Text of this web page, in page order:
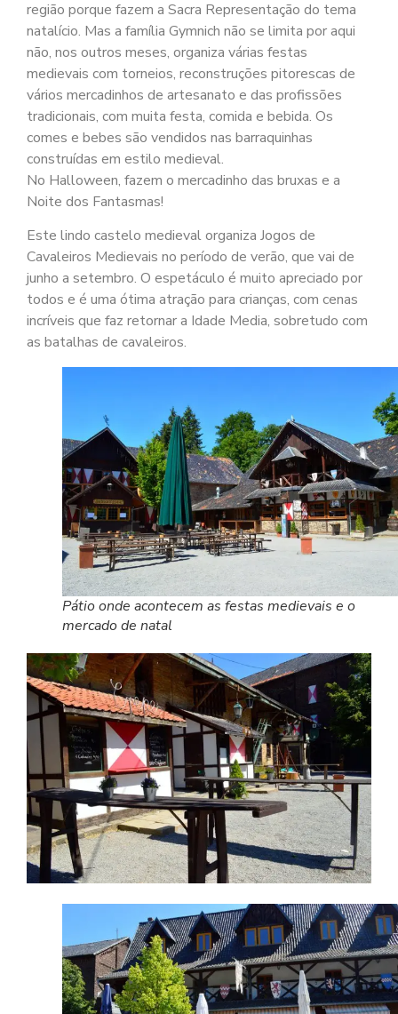
região porque fazem a Sacra Representação do tema
natalício. Mas a família Gymnich não se limita por aqui
não, nos outros meses, organiza várias festas
medievais com torneios, reconstruções pitorescas de
vários mercadinhos de artesanato e das profissões
tradicionais, com muita festa, comida e bebida. Os
comes e bebes são vendidos nas barraquinhas
construídas em estilo medieval.
No Halloween, fazem o mercadinho das bruxas e a
Noite dos Fantasmas!
Este lindo castelo medieval organiza Jogos de
Cavaleiros Medievais no período de verão, que vai de
junho a setembro. O espetáculo é muito apreciado por
todos e é uma ótima atração para crianças, com cenas
incríveis que faz retornar a Idade Media, sobretudo com
as batalhas de cavaleiros.
Pátio onde acontecem as festas medievais e o
mercado de natal